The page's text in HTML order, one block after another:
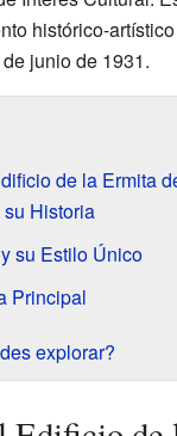
histórico-
junio de 1931.
de la Ermita
Historia
su Estilo Único
Principal
explorar?